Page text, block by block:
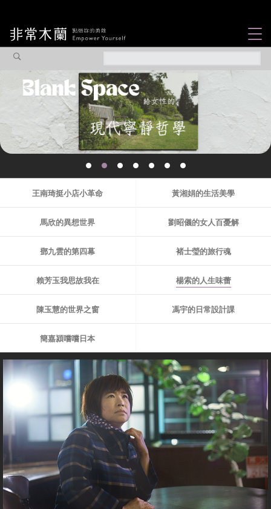
觀點專欄
焦點企劃
社會企業
認識我們
王南琦挺小店小革命 黃湘娟的生活美學
馬欣的異想世界 劉昭儀的女人百憂解
鄧九雲的第四幕 褚士瑩的旅行魂
賴芳玉我思故我在 楊索的人生味蕾
陳玉慧的世界之窗 馮宇的日常設計課
簡嘉潁嚐嚐日本